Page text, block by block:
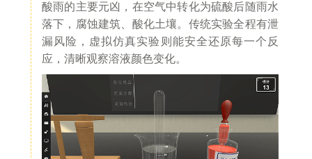
酸雨的主要元凶，在空气中转化为硫酸后随雨水
落下，腐蚀建筑、酸化土壤。传统实验全程有泄
漏风险，虚拟仿真实验则能安全还原每一个反
应，清晰观察溶液颜色变化。